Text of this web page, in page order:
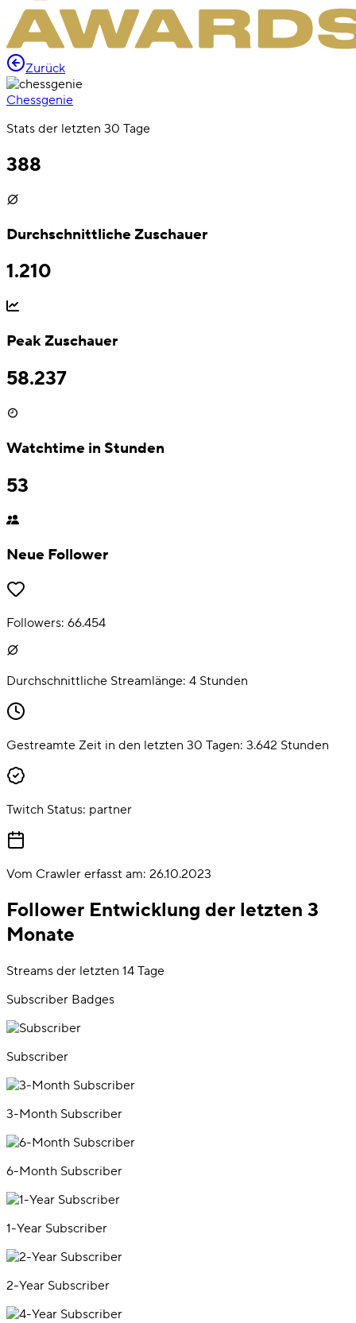
Zurück
Chessgenie
Stats der letzten 30 Tage
388
Durchschnittliche Zuschauer
1.210
Peak Zuschauer
58.237
Watchtime in Stunden
53
Neue Follower
Followers: 66.454
Durchschnittliche Streamlänge: 4 Stunden
Gestreamte Zeit in den letzten 30 Tagen: 3.642 Stunden
Twitch Status: partner
Vom Crawler erfasst am: 26.10.2023
Follower Entwicklung der letzten 3
Monate
Streams der letzten 14 Tage
Subscriber Badges
Subscriber
3-Month Subscriber
6-Month Subscriber
1-Year Subscriber
2-Year Subscriber